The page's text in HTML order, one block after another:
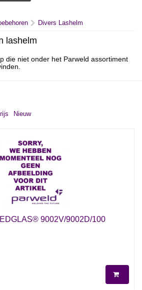
Divers Lashelm
lashelm
die niet onder het Parweld assortiment
Nieuw
9002V/9002D/100